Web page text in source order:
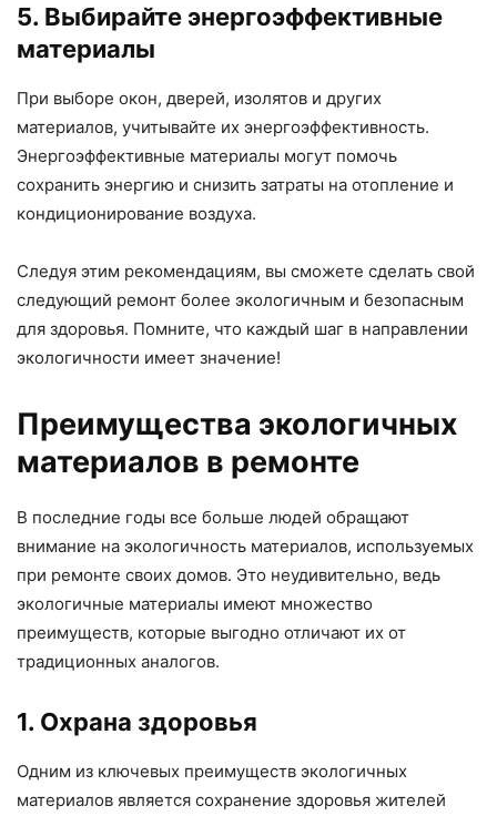
5. Выбирайте энергоэффективные
материалы
При выборе окон, дверей, изолятов и других
материалов, учитывайте их энергоэффективность.
Энергоэффективные материалы могут помочь
сохранить энергию и снизить затраты на отопление и
кондиционирование воздуха.
Следуя этим рекомендациям, вы сможете сделать свой
следующий ремонт более экологичным и безопасным
для здоровья. Помните, что каждый шаг в направлении
экологичности имеет значение!
Преимущества экологичных
материалов в ремонте
В последние годы все больше людей обращают
внимание на экологичность материалов, используемых
при ремонте своих домов. Это неудивительно, ведь
экологичные материалы имеют множество
преимуществ, которые выгодно отличают их от
традиционных аналогов.
1. Охрана здоровья
Одним из ключевых преимуществ экологичных
материалов является сохранение здоровья жителей